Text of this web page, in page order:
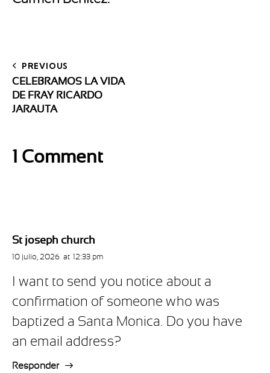
PREVIOUS
CELEBRAMOS LA VIDA
DE FRAY RICARDO
JARAUTA
1 Comment
St joseph church
10 julio, 2026 at 12:33 pm
I want to send you notice about a
confirmation of someone who was
baptized a Santa Monica. Do you have
an email address?
Responder